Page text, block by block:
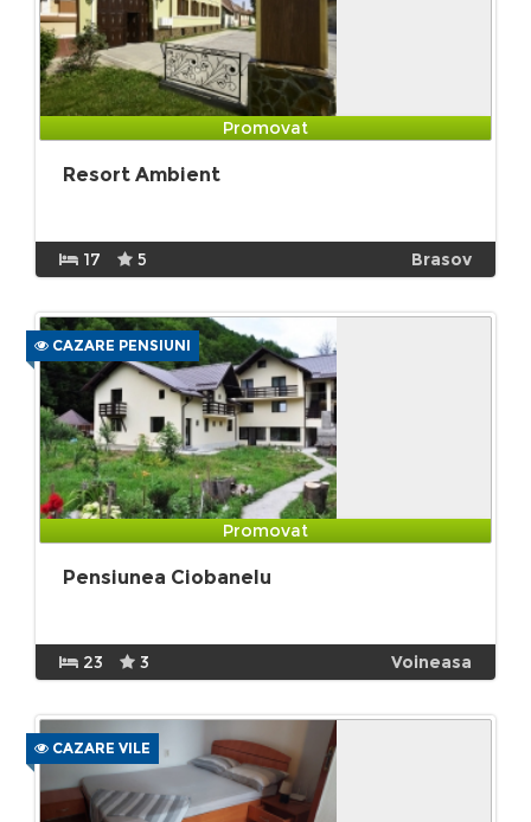
Promovat
Resort Ambient
17 5 Brasov
CAZARE PENSIUNI
Promovat
Pensiunea Ciobanelu
23 3 Voineasa
CAZARE VILE